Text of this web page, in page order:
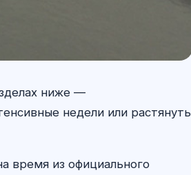
ниже —
недели или растянуть
время из официального